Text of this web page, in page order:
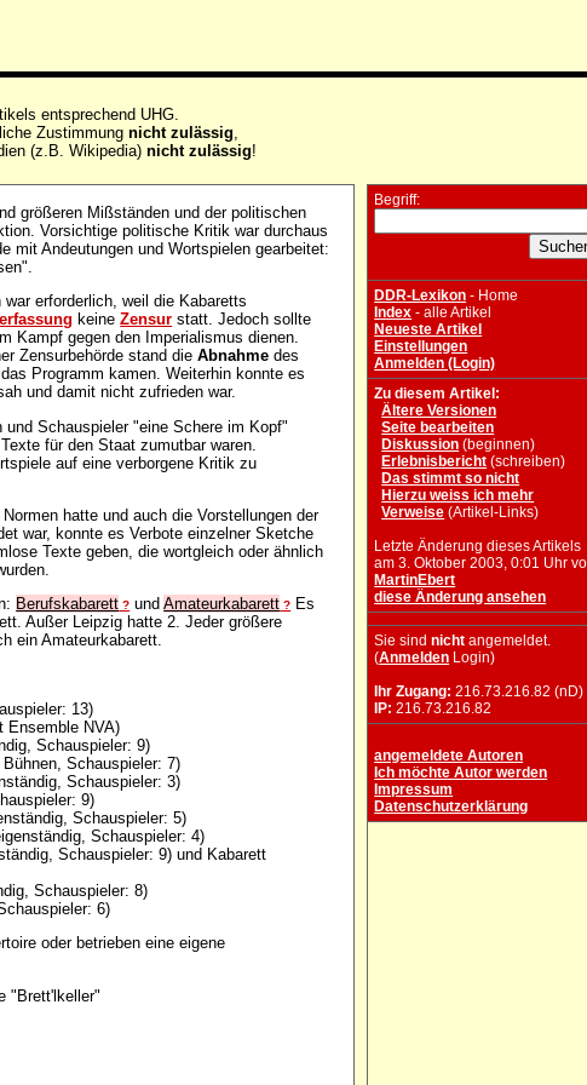
entsprechend UHG.
Zustimmungnicht zulässig
(z.B. Wikipedia)nicht zulässig!
größeren Mißständen und der politischen
Vorsichtige politische Kritik war durchaus
mit Andeutungen und Wortspielen gearbeitet:
erforderlich, weil die Kabaretts
keineZensur statt. Jedoch sollte
Kampf gegen den Imperialismus dienen.
Zensurbehörde stand dieAbnahme des
Programm kamen. Weiterhin konnte es
und damit nicht zufrieden war.
Schauspieler "eine Schere im Kopf"
für den Staat zumutbar waren.
auf eine verborgene Kritik zu
hatte und auch die Vorstellungen der
war, konnte es Verbote einzelner Sketche
Texte geben, die wortgleich oder ähnlich
Berufskabarett ? undAmateurkabarett ? Es
Außer Leipzig hatte 2. Jeder größere
ein Amateurkabarett.
13)
Ensemble NVA)
Schauspieler: 9)
Schauspieler: 7)
Schauspieler: 3)
9)
Schauspieler: 5)
Schauspieler: 4)
Schauspieler: 9) und Kabarett
Schauspieler: 8)
6)
oder betrieben eine eigene
"Brett'lkeller"
Begriff:
DDR-Lexikon - Home
Index - alle Artikel
Neueste Artikel
Einstellungen
Anmelden (Login)
Zu diesem Artikel:
Ältere Versionen
Seite bearbeiten
Diskussion (beginnen)
Erlebnisbericht (schreiben)
Das stimmt so nicht
Hierzu weiss ich mehr
Verweise (Artikel-Links)
Letzte Änderung dieses Artikels
am 3. Oktober 2003, 0:01 Uhr
MartinEbert
diese Änderung ansehen
Sie sindnicht angemeldet.
(Anmelden Login)
Ihr Zugang: 216.73.216.82 (nD)
IP: 216.73.216.82
angemeldete Autoren
Ich möchte Autor werden
Impressum
Datenschutzerklärung